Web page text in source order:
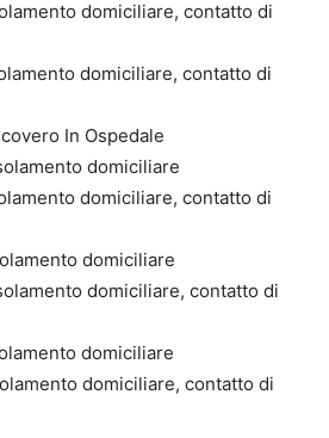
domiciliare, contatto di
domiciliare, contatto di
In Ospedale
domiciliare
domiciliare, contatto di
domiciliare
domiciliare, contatto di
domiciliare
domiciliare, contatto di